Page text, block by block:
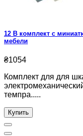
12 В комплект с
мебели
₴1054
Комплект для для
темпра.....
Купить